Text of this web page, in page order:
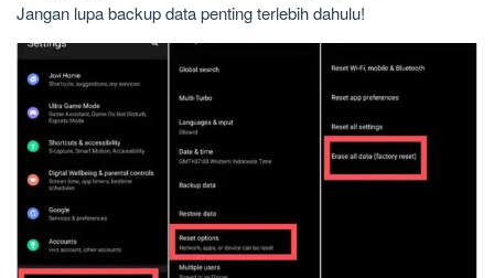
Jangan lupa backup data penting terlebih dahulu!